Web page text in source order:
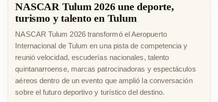
NASCAR Tulum 2026 une deporte,
turismo y talento en Tulum
NASCAR Tulum 2026 transformó el Aeropuerto
Internacional de Tulum en una pista de competencia y
reunió velocidad, escuderías nacionales, talento
quintanarroense, marcas patrocinadoras y espectáculos
aéreos dentro de un evento que amplió la conversación
sobre el futuro deportivo y turístico del destino.